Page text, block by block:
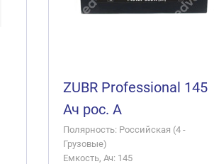
ZUBR Professional 145
Ач рос. A
Полярность: Российская (4 -
Грузовые)
Емкость, Ач: 145